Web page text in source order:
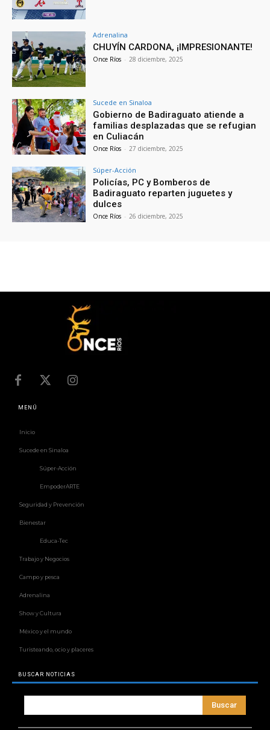
Adrenalina
CHUYÍN CARDONA, ¡IMPRESIONANTE!
Once Ríos - 28 diciembre, 2025
Sucede en Sinaloa
Gobierno de Badiraguato atiende a
familias desplazadas que se refugian
en Culiacán
Once Ríos - 27 diciembre, 2025
Súper-Acción
Policías, PC y Bomberos de
Badiraguato reparten juguetes y
dulces
Once Ríos - 26 diciembre, 2025
MENÚ
Inicio
Sucede en Sinaloa
Súper-Acción
EmpoderARTE
Seguridad y Prevención
Bienestar
Educa-Tec
Trabajo y Negocios
Campo y pesca
Adrenalina
Show y Cultura
México y el mundo
Turisteando, ocio y placeres
BUSCAR NOTICIAS
Buscar